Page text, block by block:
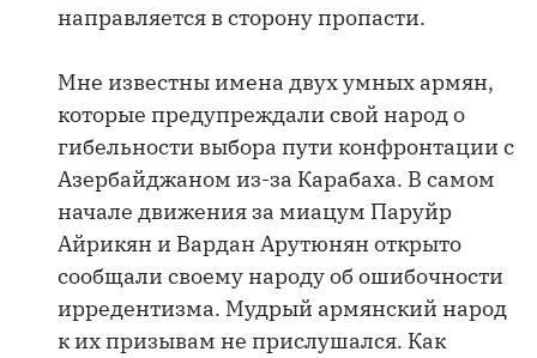
направляется в сторону пропасти.
Мне известны имена двух умных армян,
которые предупреждали свой народ о
гибельности выбора пути конфронтации с
Азербайджаном из-за Карабаха. В самом
начале движения за миацум Паруйр
Айрикян и Вардан Арутюнян открыто
сообщали своему народу об ошибочности
ирредентизма. Мудрый армянский народ
к их призывам не прислушался. Как